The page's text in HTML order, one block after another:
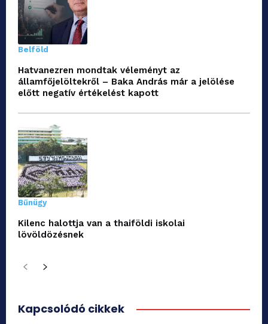
Belföld
Hatvanezren mondtak véleményt az
államfőjelöltekről – Baka András már a jelölése
előtt negatív értékelést kapott
Bűnügy
Kilenc halottja van a thaiföldi iskolai
lövöldözésnek
Kapcsolódó cikkek